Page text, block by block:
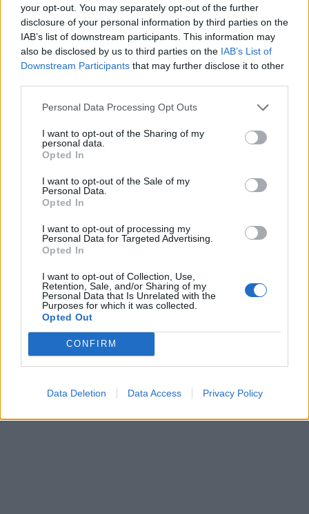
your opt-out. You may separately opt-out of the further
disclosure of your personal information by third parties on the
IAB’s list of downstream participants. This information may
also be disclosed by us to third parties on the IAB’s List of
Downstream Participants that may further disclose it to other
Personal Data Processing Opt Outs
I want to opt-out of the Sharing of my
personal data.
Opted In
I want to opt-out of the Sale of my
Personal Data.
Opted In
I want to opt-out of processing my
Personal Data for Targeted Advertising.
Opted In
I want to opt-out of Collection, Use,
Retention, Sale, and/or Sharing of my
Personal Data that Is Unrelated with the
Purposes for which it was collected.
Opted Out
CONFIRM
Data Deletion Data Access Privacy Policy
Leonardo Maria Del Vecchio dall'ex compagna
in ospedale. Le dichiarazioni ai giornalisti